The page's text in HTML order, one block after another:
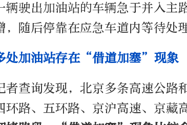
辆驶出加油站的车辆急于并入主
，随后停靠在应急车道内等待处理
处加油站存在“借道加塞”现象
者查询发现，北京多条高速公路
环路、五环路、京沪高速、京藏